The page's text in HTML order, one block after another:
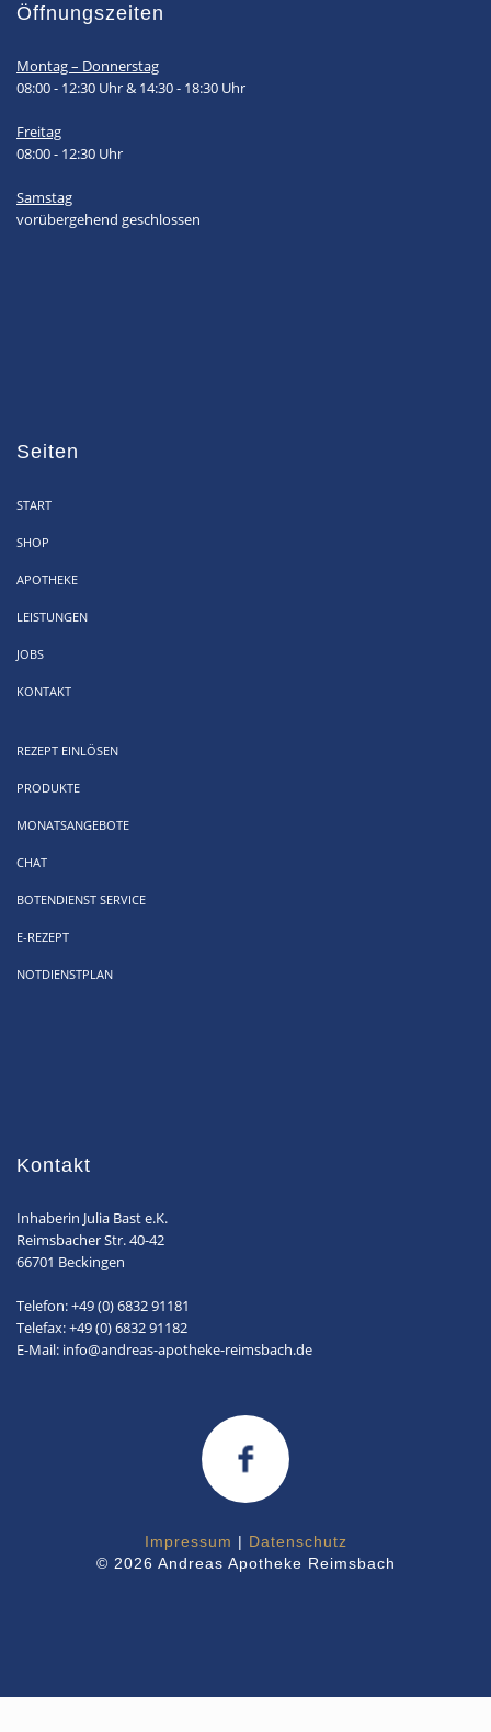
Öffnungszeiten
Montag – Donnerstag
08:00 - 12:30 Uhr & 14:30 - 18:30 Uhr
Freitag
08:00 - 12:30 Uhr
Samstag
vorübergehend geschlossen
Seiten
START
SHOP
APOTHEKE
LEISTUNGEN
JOBS
KONTAKT
REZEPT EINLÖSEN
PRODUKTE
MONATSANGEBOTE
CHAT
BOTENDIENST SERVICE
E-REZEPT
NOTDIENSTPLAN
Kontakt
Inhaberin Julia Bast e.K.
Reimsbacher Str. 40-42
66701 Beckingen
Telefon: +49 (0) 6832 91181
Telefax: +49 (0) 6832 91182
E-Mail: info@andreas-apotheke-reimsbach.de
Impressum | Datenschutz
© 2026 Andreas Apotheke Reimsbach